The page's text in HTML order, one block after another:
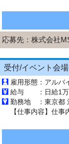
応募先： 株式会社
受付/イベント会
雇用形態： アルバ
給与 ： 日給1
勤務地 ： 東京都